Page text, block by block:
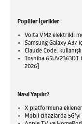
Popüler İçerikler
Volta VM2 elektrikli
Samsung Galaxy A37
Claude Code,
Toshiba
2026]
Nasıl Yapılır?
X platformuna
Mobil cihazlarda